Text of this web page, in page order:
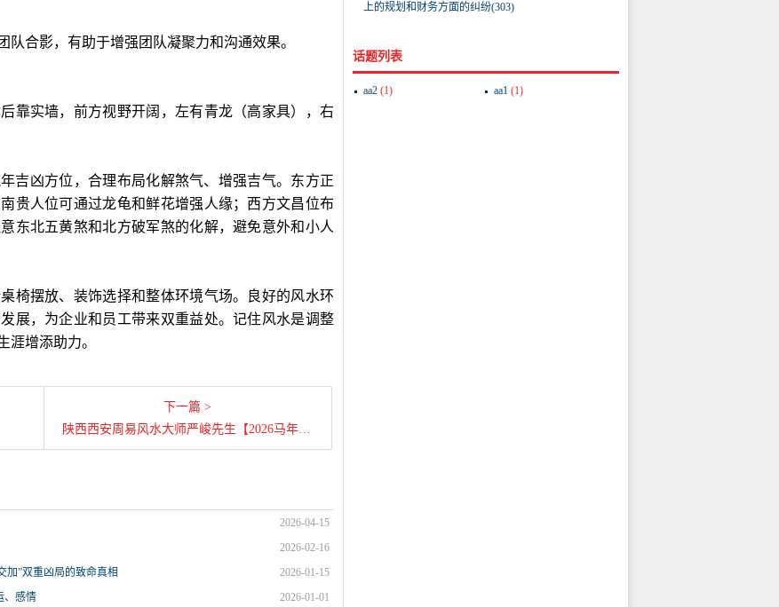
合影，有助于增强团队凝聚力和沟通效果。
靠实墙，前方视野开阔，左有青龙（高家具），右
吉凶方位，合理布局化解煞气、增强吉气。东方正
贵人位可通过龙龟和鲜花增强人缘；西方文昌位布
东北五黄煞和北方破军煞的化解，避免意外和小人
椅摆放、装饰选择和整体环境气场。良好的风水环
展，为企业和员工带来双重益处。记住风水是调整
涯增添助力。
下一篇 >
陕西西安周易风水大师严峻先生【2026马年运程｜生肖【牛】
2026-04-15
2026-02-16
2026-01-15
加”双重凶局的致命真相
2026-01-01
、感情
上的规划和财务方面的纠纷(303)
话题列表
aa2(1) aa1(1)